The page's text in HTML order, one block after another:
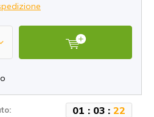
01 : 03 : 22